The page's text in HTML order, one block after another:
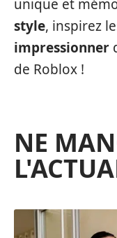
unique et
style, inspirez
impressionner
de Roblox !
NE